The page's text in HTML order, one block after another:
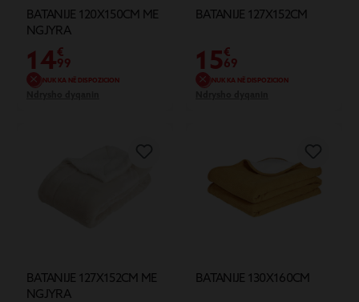
BATANIJE 120X150CM ME
NGJYRA
14€
99
NUK KA NË DISPOZICION
BATANIJE 127X152CM
15€
69
NUK KA NË DISPOZICION
BATANIJE 127X152CM ME
NGJYRA
BATANIJE 130X160CM